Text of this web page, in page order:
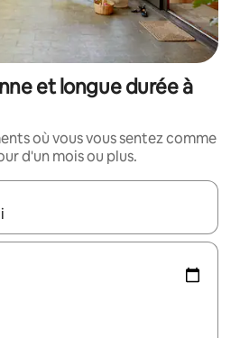
et longue durée à
où vous vous sentez comme
d'un mois ou plus.
utilisez les flèches vers le